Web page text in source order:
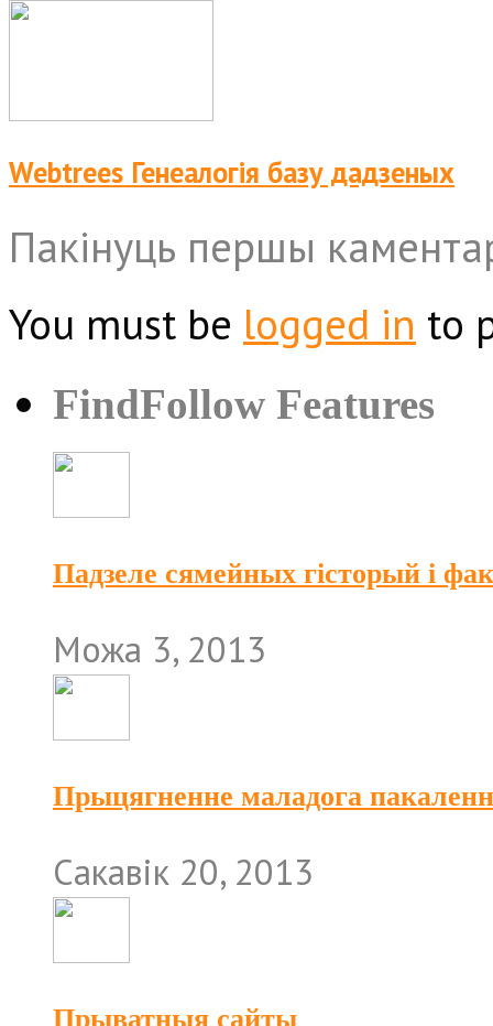
Webtrees Генеалогія базу дадзеных
Пакінуць першы
You must be logged in to
FindFollow Features
Падзеле сямейных гісторый і
Можа 3, 2013
Прыцягненне маладога
Сакавік 20, 2013
Прыватныя сайты